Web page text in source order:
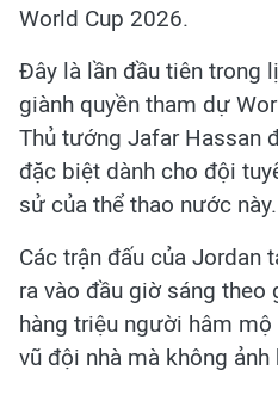
World Cup 2026.
Đây là lần đầu tiên trong
giành quyền tham dự
Thủ tướng Jafar Hassan
đặc biệt dành cho đội
sử của thể thao nước này.
Các trận đấu của Jordan
ra vào đầu giờ sáng
hàng triệu người hâm
vũ đội nhà mà không